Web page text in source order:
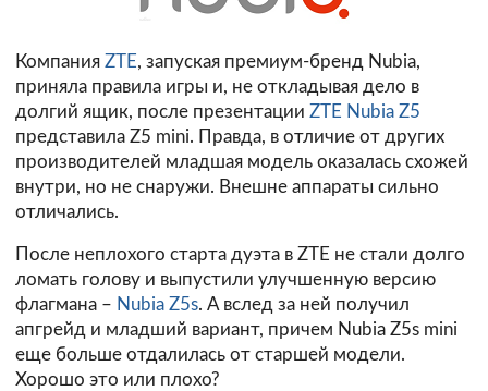
Компания ZTE, запуская премиум-бренд Nubia,
приняла правила игры и, не откладывая дело в
долгий ящик, после презентации ZTE Nubia Z5
представила Z5 mini. Правда, в отличие от других
производителей младшая модель оказалась схожей
внутри, но не снаружи. Внешне аппараты сильно
отличались.
После неплохого старта дуэта в ZTE не стали долго
ломать голову и выпустили улучшенную версию
флагмана – Nubia Z5s. А вслед за ней получил
апгрейд и младший вариант, причем Nubia Z5s mini
еще больше отдалилась от старшей модели.
Хорошо это или плохо?